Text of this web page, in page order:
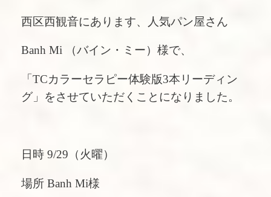
西区西観音にあります、人気パン屋さん
Banh Mi （バイン・ミー） 様で、
「TCカラーセラピー体験版3本リーディン
グ」をさせていただくことになりました。
日時 9/29（火曜）
場所 Banh Mi様